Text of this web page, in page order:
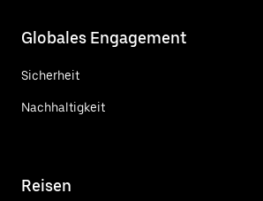
Globales Engagement
Sicherheit
Nachhaltigkeit
Reisen